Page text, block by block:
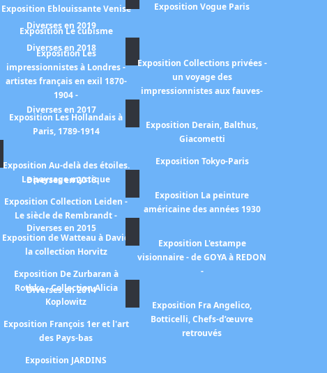
Exposition Eblouissante Venise
Exposition Le cubisme
Exposition Les
impressionnistes à Londres -
artistes français en exil 1870-
1904 -
Exposition Les Hollandais à
Paris, 1789-1914
Exposition Au-delà des étoiles.
Le paysage mystique
Exposition Collection Leiden -
Le siècle de Rembrandt -
Exposition de Watteau à David
la collection Horvitz
Exposition De Zurbaran à
Rothko - Collection Alicia
Koplowitz
Exposition François 1er et l'art
des Pays-bas
Exposition JARDINS
Exposition Vogue Paris
Diverses en 2019
Diverses en 2018
Exposition Collections privées -
un voyage des
impressionnistes aux fauves-
Diverses en 2017
Exposition Derain, Balthus,
Giacometti
Exposition Tokyo-Paris
Diverses en 2016
Exposition La peinture
américaine des années 1930
Diverses en 2015
Exposition L'estampe
visionnaire - de GOYA à REDON
-
Diverses en 2014
Exposition Fra Angelico,
Botticelli, Chefs-d’œuvre
retrouvés